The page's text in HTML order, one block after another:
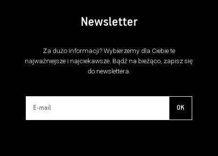
Newsletter
Za dużo informacji? Wybierzemy dla Ciebie te
najważniejsze i najciekawsze. Bądź na bieżąco, zapisz się
do newslettera.
OK